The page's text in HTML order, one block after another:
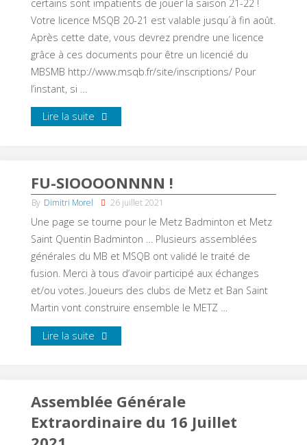
certains sont impatients de jouer la saison 21-22 !
Votre licence MSQB 20-21 est valable jusqu´à fin août.
Après cette date, vous devrez prendre une licence
grâce à ces documents pour être un licencié du
MBSMB http://www.msqb.fr/site/inscriptions/ Pour
l’instant, si …
Lire la suite
FU-SIOOOONNNN !
By Dimitri Morel 26 juillet 2021
Une page se tourne pour le Metz Badminton et Metz
Saint Quentin Badminton … Plusieurs assemblées
générales du MB et MSQB ont validé le traité de
fusion. Merci à tous d’avoir participé aux échanges
et/ou votes. Joueurs des clubs de Metz et Ban Saint
Martin vont construire ensemble le METZ …
Lire la suite
Assemblée Générale
Extraordinaire du 16 Juillet